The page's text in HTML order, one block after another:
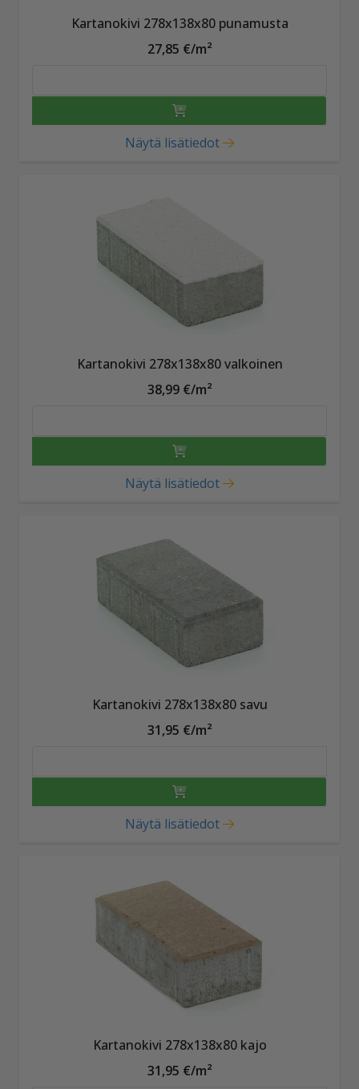
Kartanokivi 278x138x80 punamusta
27,85 €/m²
Näytä lisätiedot
Kartanokivi 278x138x80 valkoinen
38,99 €/m²
Näytä lisätiedot
Kartanokivi 278x138x80 savu
31,95 €/m²
Näytä lisätiedot
Kartanokivi 278x138x80 kajo
31,95 €/m²